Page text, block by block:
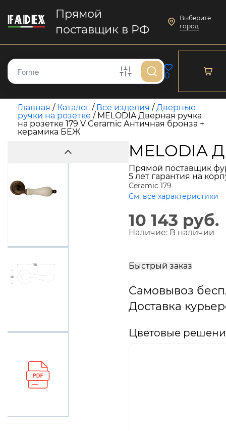
Прямой
поставщик в РФ
Выберите
город
0
Главная / Каталог / Все изделия /Дверные
ручки на розетке / MELODIA Дверная ручка
на розетке 179 V Ceramic Античная бронза +
керамика БЕЖ
MELODIA
Прямой поставщик
5 лет гарантия на
Ceramic 179
См. все характеристики
10 143 руб.
Наличие: В наличии
Быстрый заказ
Самовывоз
Доставка
Цветовые